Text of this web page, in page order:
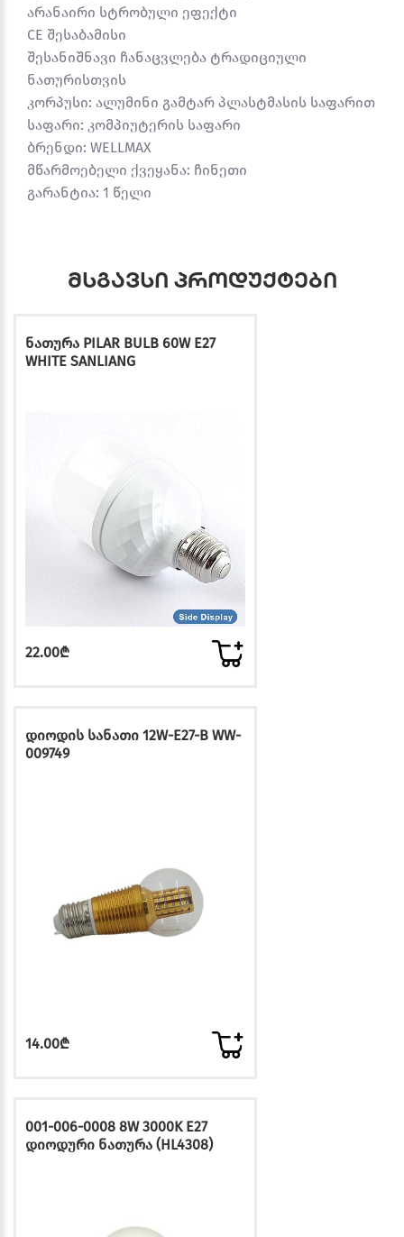
არანაირი სტრობული ეფექტი
CE შესაბამისი
შესანიშნავი ჩანაცვლება ტრადიციული
ნათურისთვის
კორპუსი: ალუმინი გამტარ პლასტმასის საფარით
საფარი: კომპიუტერის საფარი
ბრენდი: WELLMAX
მწარმოებელი ქვეყანა: ჩინეთი
გარანტია: 1 წელი
მსგავსი პროდუქტები
ნათურა PILAR BULB 60W E27
WHITE SANLIANG
22.00₾
დიოდის სანათი 12W-E27-B WW-
009749
14.00₾
001-006-0008 8W 3000K E27
დიოდური ნათურა (HL4308)